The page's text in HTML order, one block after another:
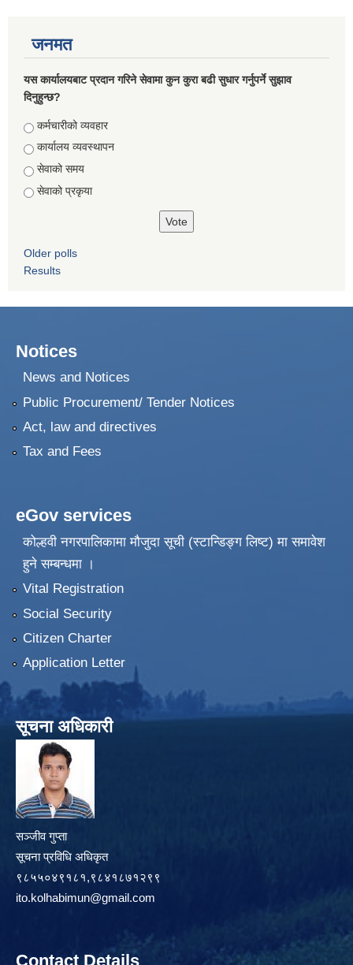
जनमत
यस कार्यालयबाट प्रदान गरिने सेवामा कुन कुरा बढी सुधार गर्नुपर्ने सुझाव
दिनुहुन्छ?
Choices
कर्मचारीको व्यवहार
कार्यालय व्यवस्थापन
सेवाको समय
सेवाको प्रकृया
Older polls
Results
Notices
News and Notices
Public Procurement/ Tender Notices
Act, law and directives
Tax and Fees
eGov services
कोल्हवी नगरपालिकामा मौजुदा सूची (स्टान्डिङ्ग लिष्ट) मा समावेश
हुने सम्बन्धमा ।
Vital Registration
Social Security
Citizen Charter
Application Letter
सूचना अधिकारी
सञ्जीव गुप्ता
सूचना प्रविधि अधिकृत
९८५५०४९१८१,९८४१८७१२९९
ito.kolhabimun@gmail.com
Contact Details